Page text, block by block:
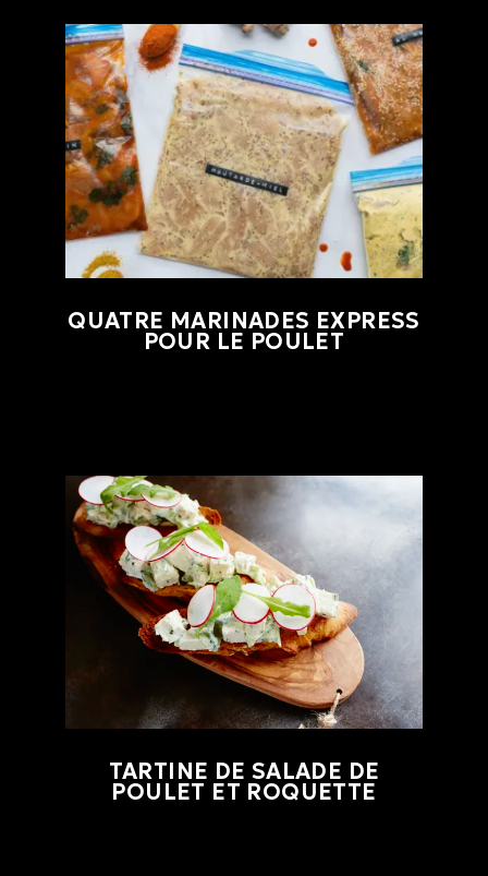
QUATRE MARINADES EXPRESS
POUR LE POULET
TARTINE DE SALADE DE
POULET ET ROQUETTE